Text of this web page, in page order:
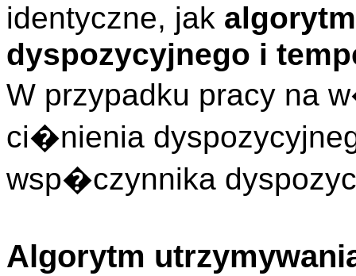
identyczne, jak
dyspozycyjnego i
W przypadku pracy na
ci�nienia
wsp�czynnika
Algorytm